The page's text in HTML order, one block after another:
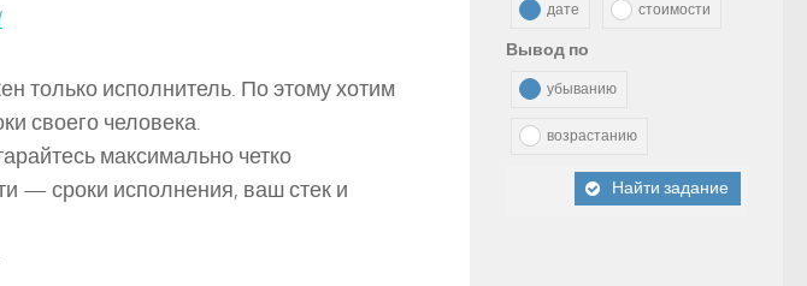
только исполнитель. По этому хотим
своего человека.
максимально четко
— сроки исполнения, ваш стек и
дате стоимости
Вывод по
убыванию
возрастанию
Найти задание